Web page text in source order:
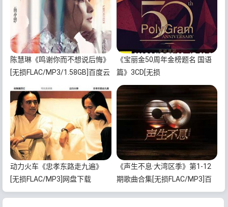
陈慧琳《鸣谢你而不想说后悔》
[无损FLAC/MP3/1.58GB]百度云
《宝丽金50周年金榜题名 国语
篇》3CD[无损
WAV/MP3/5.86GB]百度云网盘
下载
动力火车《忠孝东路走九遍》
[无损FLAC/MP3]网盘下载
《声生不息·大湾区季》第1-12
期歌曲合集[无损FLAC/MP3]百
度云网盘下载